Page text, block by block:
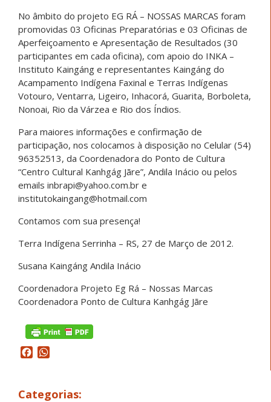
No âmbito do projeto EG RÁ – NOSSAS MARCAS foram
promovidas 03 Oficinas Preparatórias e 03 Oficinas de
Aperfeiçoamento e Apresentação de Resultados (30
participantes em cada oficina), com apoio do INKA –
Instituto Kaingáng e representantes Kaingáng do
Acampamento Indígena Faxinal e Terras Indígenas
Votouro, Ventarra, Ligeiro, Inhacorá, Guarita, Borboleta,
Nonoai, Rio da Várzea e Rio dos Índios.
Para maiores informações e confirmação de
participação, nos colocamos à disposição no Celular (54)
96352513, da Coordenadora do Ponto de Cultura
“Centro Cultural Kanhgág Jãre”, Andila Inácio ou pelos
emails inbrapi@yahoo.com.br e
institutokaingang@hotmail.com
Contamos com sua presença!
Terra Indígena Serrinha – RS, 27 de Março de 2012.
Susana Kaingáng Andila Inácio
Coordenadora Projeto Eg Rá – Nossas Marcas
Coordenadora Ponto de Cultura Kanhgág Jãre
Facebook
Categorias: